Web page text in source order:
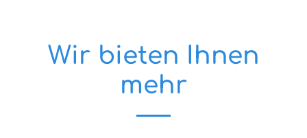
Wir bieten Ihnen
mehr